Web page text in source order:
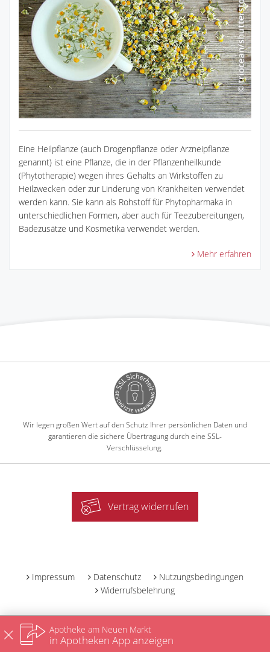
Eine Heilpflanze (auch Drogenpflanze oder Arzneipflanze
genannt) ist eine Pflanze, die in der Pflanzenheilkunde
(Phytotherapie) wegen ihres Gehalts an Wirkstoffen zu
Heilzwecken oder zur Linderung von Krankheiten verwendet
werden kann. Sie kann als Rohstoff für Phytopharmaka in
unterschiedlichen Formen, aber auch für Teezubereitungen,
Badezusätze und Kosmetika verwendet werden.
Mehr erfahren
Wir legen großen Wert auf den Schutz Ihrer persönlichen Daten und
garantieren die sichere Übertragung durch eine SSL-
Verschlüsselung.
Vertrag widerrufen
Impressum Datenschutz
Nutzungsbedingungen
Widerrufsbelehrung
Apotheke am Neuen Markt
in Apotheken App anzeigen